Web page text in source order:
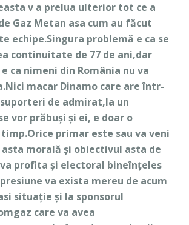
v a prelua ulterior tot ce a
Gaz Metan asa cum au făcut
echipe.Singura problemă e ca se
continuitate de 77 de ani,dar
ca nimeni din România nu va
macar Dinamo care are într-
de admirat,la un
vor prăbuși și ei, e doar o
primar este sau va veni
morală și obiectivul asta de
profita și electoral bineînțeles
va exista mereu de acum
situație și la sponsorul
care va avea